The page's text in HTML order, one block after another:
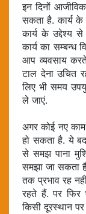
इन दिनों
सकता है. कार्य
कार्य के उद्देश्य
कार्य का
आप व्यवसाय
टाल देना उचित
लिए भी समय
ले जाएं.
अगर कोई नए
हो सकता है. ये
से समझ पाना
समझा जा सकता
तक प्रभाव रह
रहते हैं. पर फिर
किसी दूरस्थान